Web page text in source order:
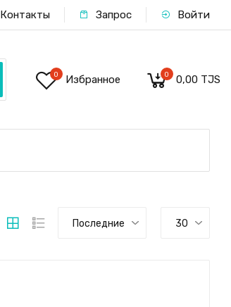
Контакты Запрос Войти
0 Избранное 0 0,00 TJS
Последние 30